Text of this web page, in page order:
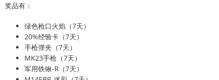
奖品有：
绿色枪口火焰（7天）
20%经验卡（7天）
手枪弹夹（7天）
MK23手枪（7天）
军用铁锹-R（7天）